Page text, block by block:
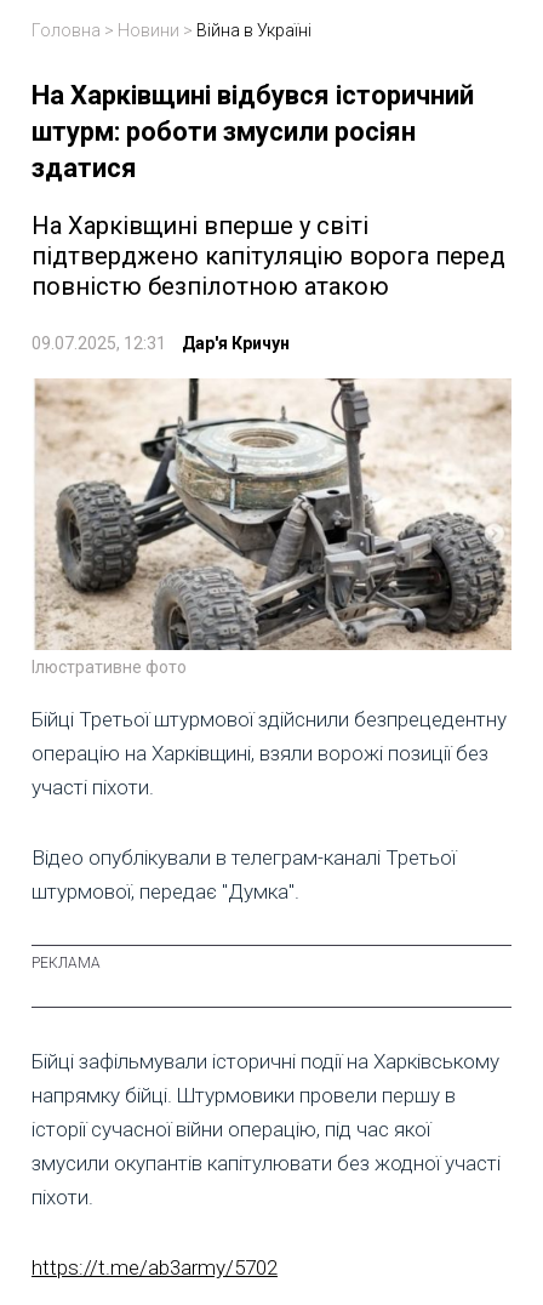
Головна > Новини > Війна в Україні
На Харківщині відбувся історичний
штурм: роботи змусили росіян
здатися
На Харківщині вперше у світі
підтверджено капітуляцію ворога перед
повністю безпілотною атакою
09.07.2025, 12:31 Дар'я Кричун
Ілюстративне фото
Бійці Третьої штурмової здійснили безпрецедентну
операцію на Харківщині, взяли ворожі позиції без
участі піхоти.
Відео опублікували в телеграм-каналі Третьої
штурмової, передає "Думка".
Бійці зафільмували історичні події на Харківському
напрямку бійці. Штурмовики провели першу в
історії сучасної війни операцію, під час якої
змусили окупантів капітулювати без жодної участі
піхоти.
https://t.me/ab3army/5702